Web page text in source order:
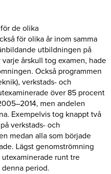
de olika
för olika år inom samma
utbildningen på
årskull tog examen, hade
Också programmen
verkstads- och
över 85 procent
men andelen
Exempelvis tog knappt två
verkstads- och
medan alla som började
Lägst genomströmning
runt tre
period.